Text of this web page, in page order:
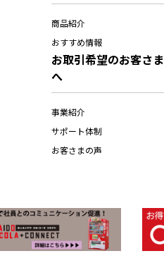
商品紹介
おすすめ情報
お取引希望のお客さま
へ
事業紹介
サポート体制
お客さまの声